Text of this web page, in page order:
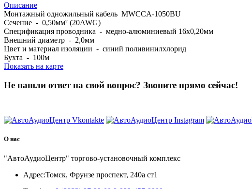
Описание
Монтажный одножильный кабель MWCCA-1050BU
Сечение - 0,50мм² (20AWG)
Спецификация проводника - медно-алюминиевый 16x0,20мм
Внешний диаметр - 2,0мм
Цвет и материал изоляции - синий поливинилхлорид
Бухта - 100м
Показать на карте
Не нашли ответ на свой вопрос? Звоните прямо сейчас!
О нас
"АвтоАудиоЦентр" торгово-установочный комплекс
Адрес:Томск, Фрунзе проспект, 240а ст1